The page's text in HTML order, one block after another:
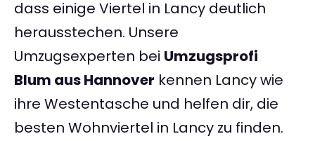
dass einige Viertel in Lancy deutlich
herausstechen. Unsere
Umzugsexperten bei Umzugsprofi
Blum aus Hannover kennen Lancy wie
ihre Westentasche und helfen dir, die
besten Wohnviertel in Lancy zu finden.